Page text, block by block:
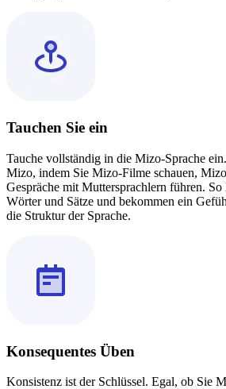
Tauchen Sie ein
Tauche vollständig in die Mizo-Sprache
Mizo, indem Sie Mizo-Filme schauen,
Gespräche mit Muttersprachlern führen. So
Wörter und Sätze und bekommen ein
die Struktur der Sprache.
Konsequentes Üben
Konsistenz ist der Schlüssel. Egal, ob Sie